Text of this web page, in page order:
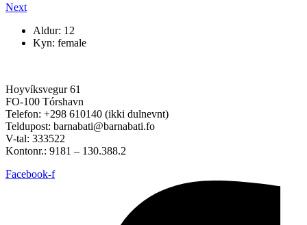
Next
Aldur: 12
Kyn: female
Hoyvíksvegur 61
FO-100 Tórshavn
Telefon: +298 610140 (ikki dulnevnt)
Teldupost: barnabati@barnabati.fo
V-tal: 333522
Kontonr.: 9181 – 130.388.2
Facebook-f